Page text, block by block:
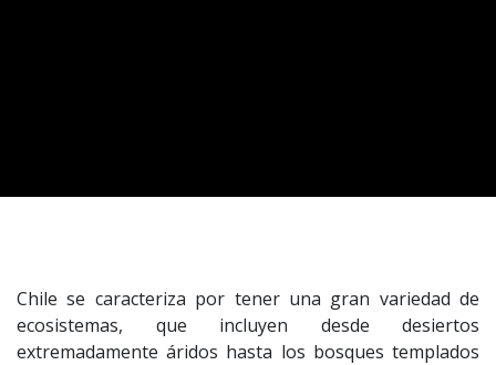
Chile se caracteriza por tener una gran variedad de
ecosistemas, que incluyen desde desiertos
extremadamente áridos hasta los bosques templados